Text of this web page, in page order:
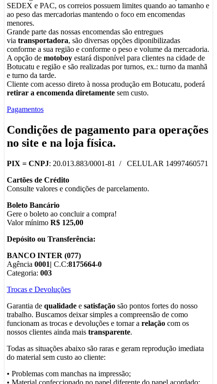
SEDEX e PAC, os correios possuem limites quando ao tamanho e
ao peso das mercadorias mantendo o foco em encomendas
menores.
Grande parte das nossas encomendas são entregues
via transportadora, são diversas opções diponibilizadas
conforme a sua região e conforme o peso e volume da mercadoria.
A opção de motoboy estará disponível para clientes na cidade de
Botucatu e região e são realizadas por turnos, ex.: turno da manhã
e turno da tarde.
Cliente com acesso direto à nossa produção em Botucatu, poderá
retirar a encomenda diretamente sem custo.
Pagamentos
Condições de pagamento para operações
no site e na loja física.
PIX = CNPJ: 20.013.883/0001-81 / CELULAR 14997460571
Cartões de Crédito
Consulte valores e condições de parcelamento.
Boleto Bancário
Gere o boleto ao concluir a compra!
Valor mínimo R$ 125,00
Depósito ou Transferência:
BANCO INTER (077)
Agência 0001| C.C:8175664-0
Categoria: 003
Trocas e Devoluções
Garantia de qualidade e satisfação são pontos fortes do nosso
trabalho. Buscamos deixar simples a compreensão de como
funcionam as trocas e devoluções e tornar a relação com os
nossos clientes ainda mais transparente.
Todas as situações abaixo são raras e geram reprodução imediata
do material sem custo ao cliente:
• Problemas com manchas na impressão;
• Material confeccionado no papel diferente do papel acordado;